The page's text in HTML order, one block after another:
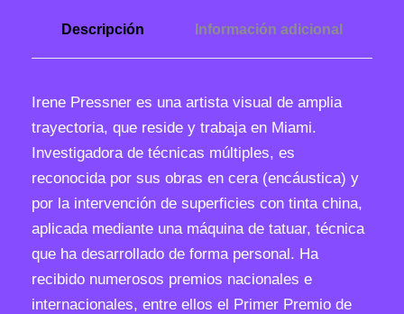
Descripción Información adicional
Irene Pressner es una artista visual de amplia
trayectoria, que reside y trabaja en Miami.
Investigadora de técnicas múltiples, es
reconocida por sus obras en cera (encáustica) y
por la intervención de superficies con tinta china,
aplicada mediante una máquina de tatuar, técnica
que ha desarrollado de forma personal. Ha
recibido numerosos premios nacionales e
internacionales, entre ellos el Primer Premio de